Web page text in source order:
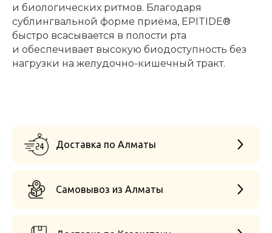
и биологических ритмов. Благодаря
сублингвальной форме приёма, EPITIDE®
быстро всасывается в полости рта
и обеспечивает высокую биодоступность без
нагрузки на желудочно-кишечный тракт.
Доставка по Алматы
Самовывоз из Алматы